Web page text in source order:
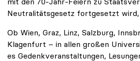
Neutralitätsgesetz fortgesetzt wird,
Ob Wien, Graz, Linz, Salzburg,
Klagenfurt – in allen großen
es Gedenkveranstaltungen,